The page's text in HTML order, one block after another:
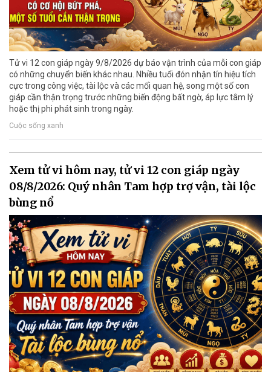
Tử vi 12 con giáp ngày 9/8/2026 dự báo vận trình của mỗi con giáp
có những chuyển biến khác nhau. Nhiều tuổi đón nhận tín hiệu tích
cực trong công việc, tài lộc và các mối quan hệ, song một số con
giáp cần thận trọng trước những biến động bất ngờ, áp lực tâm lý
hoặc thị phi phát sinh trong ngày.
Cuộc sống xanh
Xem tử vi hôm nay, tử vi 12 con giáp ngày
08/8/2026: Quý nhân Tam hợp trợ vận, tài lộc
bùng nổ